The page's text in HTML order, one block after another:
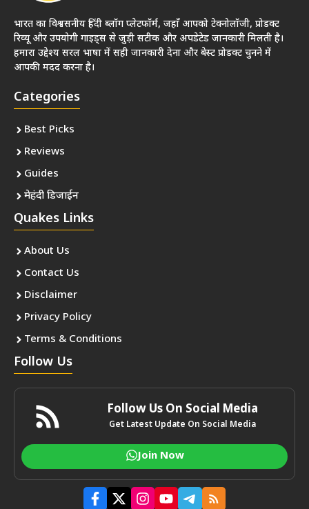
भारत का विश्वसनीय हिंदी ब्लॉग प्लेटफॉर्म, जहाँ आपको टेक्नोलॉजी, प्रोडक्ट
रिव्यू और उपयोगी गाइड्स से जुड़ी सटीक और अपडेटेड जानकारी मिलती है।
हमारा उद्देश्य सरल भाषा में सही जानकारी देना और बेस्ट प्रोडक्ट चुनने में
आपकी मदद करना है।
Categories
Best Picks
Reviews
Guides
मेहंदी डिजाईन
Quakes Links
About Us
Contact Us
Disclaimer
Privacy Policy
Terms & Conditions
Follow Us
Follow Us On Social Media
Get Latest Update On Social Media
Join Now